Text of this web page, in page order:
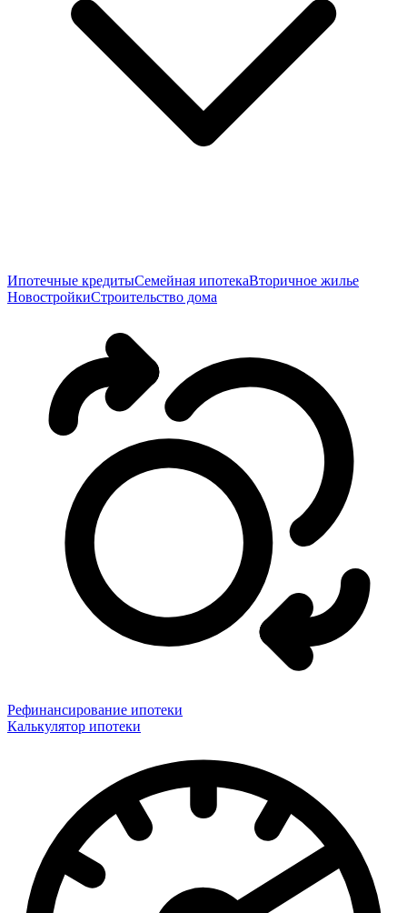
Ипотечные кредитыСемейная ипотекаВторичное жилье
НовостройкиСтроительство дома
Рефинансирование ипотеки
Калькулятор ипотеки